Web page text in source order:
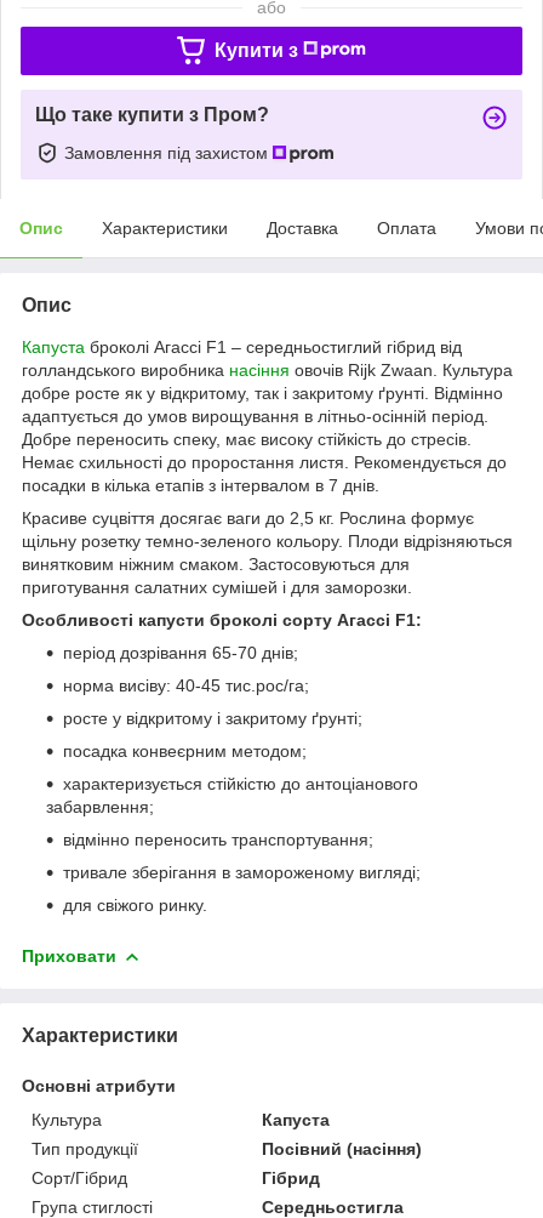
або
Купити з
Що таке купити з Пром?
Замовлення під захистом
Опис Характеристики Доставка Оплата Умови
Опис
Капуста броколі Агассі F1 – середньостиглий гібрид від
голландського виробника насіння овочів Rijk Zwaan. Культура
добре росте як у відкритому, так і закритому ґрунті. Відмінно
адаптується до умов вирощування в літньо-осінній період.
Добре переносить спеку, має високу стійкість до стресів.
Немає схильності до проростання листя. Рекомендується до
посадки в кілька етапів з інтервалом в 7 днів.
Красиве суцвіття досягає ваги до 2,5 кг. Рослина формує
щільну розетку темно-зеленого кольору. Плоди відрізняються
винятковим ніжним смаком. Застосовуються для
приготування салатних сумішей і для заморозки.
Особливості капусти броколі сорту Агассі F1:
період дозрівання 65-70 днів;
норма висіву: 40-45 тис.рос/га;
росте у відкритому і закритому ґрунті;
посадка конвеєрним методом;
характеризується стійкістю до антоціанового
забарвлення;
відмінно переносить транспортування;
тривале зберігання в замороженому вигляді;
для свіжого ринку.
Приховати
Характеристики
Основні атрибути
Культура
Капуста
Тип продукції
Посівний (насіння)
Сорт/Гібрид
Гібрид
Група стиглості
Середньостигла